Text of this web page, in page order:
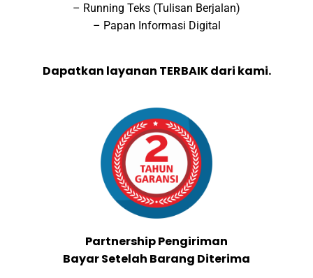
– Running Teks (Tulisan Berjalan)
– Papan Informasi Digital
Dapatkan layanan TERBAIK dari kami.
Partnership Pengiriman
Bayar Setelah Barang Diterima